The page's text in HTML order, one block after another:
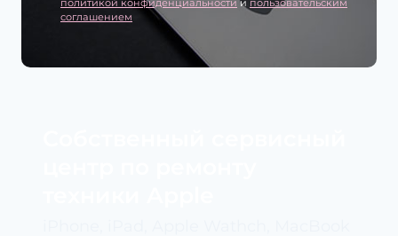
соглашением